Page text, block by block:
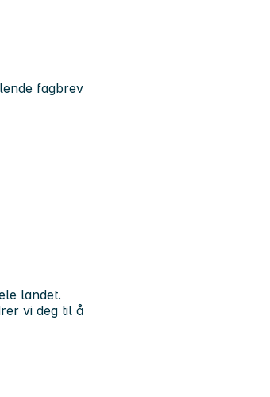
fagbrev
landet.
vi deg til å